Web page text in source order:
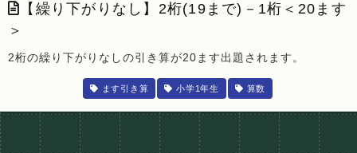
【繰り下がりなし】2桁(19まで)－1桁＜20ます
＞
2桁の繰り下がりなしの引き算が20ます出題されます。
ます引き算 小学1年生 算数